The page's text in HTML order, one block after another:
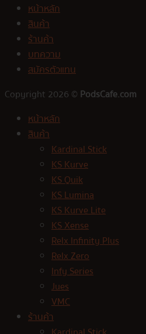
หน้าหลัก
สินค้า
ร้านค้า
บทความ
สมัครตัวแทน
Copyright 2026 © PodsCafe.com
หน้าหลัก
สินค้า
Kardinal Stick
KS Kurve
KS Quik
KS Lumina
KS Kurve Lite
KS Xense
Relx Infinity Plus
Relx Zero
Infy Series
Jues
VMC
ร้านค้า